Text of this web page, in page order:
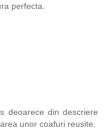
perfecta.
deoarece din descriere
unor coafuri reusite.